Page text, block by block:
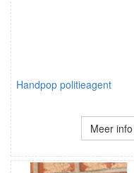
Handpop politieagent
Meer info